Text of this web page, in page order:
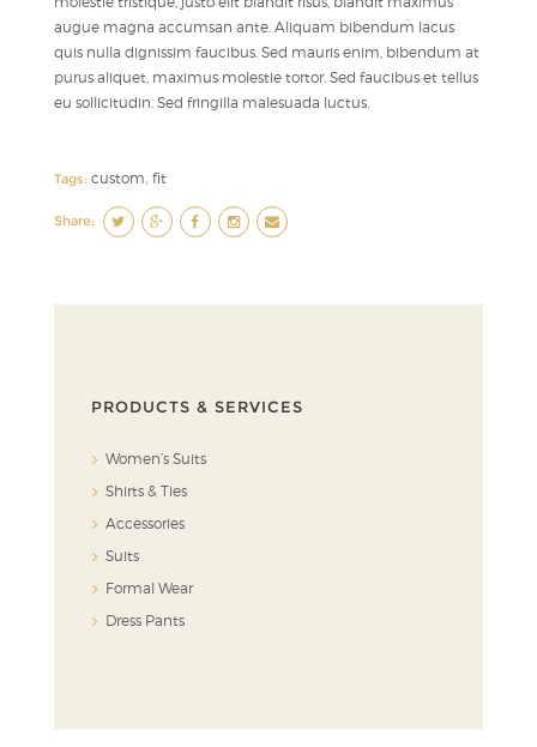
augue magna accumsan ante. Aliquam bibendum lacus
quis nulla dignissim faucibus. Sed mauris enim, bibendum at
purus aliquet, maximus molestie tortor. Sed faucibus et tellus
eu sollicitudin. Sed fringilla malesuada luctus.
Tags: custom, fit
Share:
PRODUCTS & SERVICES
Women’s Suits
Shirts & Ties
Accessories
Suits
Formal Wear
Dress Pants